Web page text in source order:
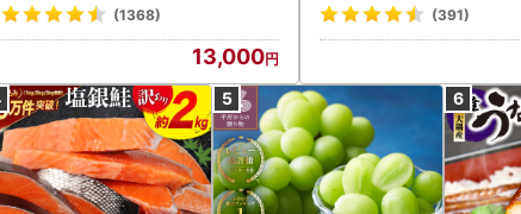
カット フルーツ(1368)
13,000
(391)